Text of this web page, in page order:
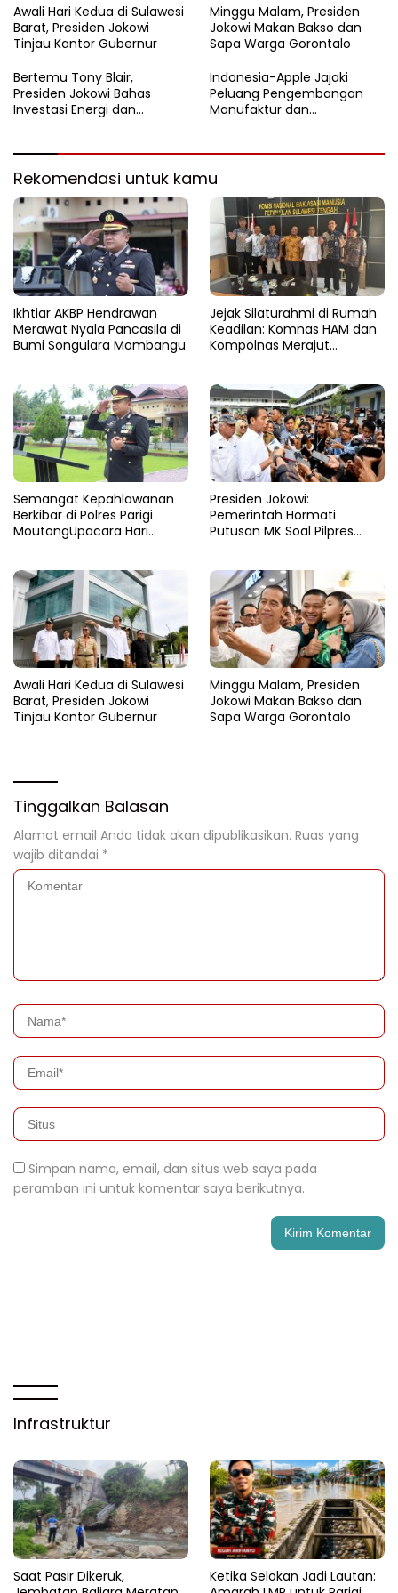
dengan Nuansa Patriotisme
Awali Hari Kedua di Sulawesi
Barat, Presiden Jokowi
Tinjau Kantor Gubernur
Minggu Malam, Presiden
Jokowi Makan Bakso dan
Sapa Warga Gorontalo
Bertemu Tony Blair,
Presiden Jokowi Bahas
Investasi Energi dan
Indonesia-Apple Jajaki
Peluang Pengembangan
Manufaktur dan
Rekomendasi untuk kamu
Ikhtiar AKBP Hendrawan
Merawat Nyala Pancasila di
Bumi Songulara Mombangu
Jejak Silaturahmi di Rumah
Keadilan: Komnas HAM dan
Kompolnas Merajut
Semangat Kepahlawanan
Berkibar di Polres Parigi
MoutongUpacara Hari
Presiden Jokowi:
Pemerintah Hormati
Putusan MK Soal Pilpres
Awali Hari Kedua di Sulawesi
Barat, Presiden Jokowi
Tinjau Kantor Gubernur
Minggu Malam, Presiden
Jokowi Makan Bakso dan
Sapa Warga Gorontalo
Tinggalkan Balasan
Alamat email Anda tidak akan dipublikasikan. Ruas yang
wajib ditandai *
Simpan nama, email, dan situs web saya pada
peramban ini untuk komentar saya berikutnya.
Infrastruktur
Saat Pasir Dikeruk,
Ketika Selokan Jadi Lautan: